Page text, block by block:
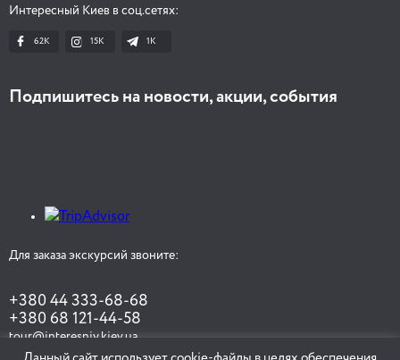
Интересный Киев в соц.сетях:
62K 15K 1К
Подпишитесь на новости, акции, события
Для заказа экскурсий звоните:
+380 44 333-68-68
+380 68 121-44-58
tour@interesniy.kiev.ua